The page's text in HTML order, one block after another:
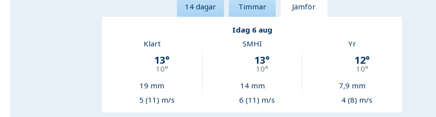
14 dagar Timmar Jämför
Idag 6 aug
Klart
13°
10°
19 mm
5 (11) m/s
SMHI
13°
10°
14mm
6 (11) m/s
Yr
12°
10°
7,9 mm
4 (8) m/s